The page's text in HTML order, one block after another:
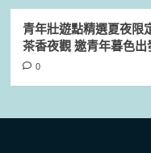
青年壯遊點精選夏夜限
茶香夜觀 邀青年暮色出
0